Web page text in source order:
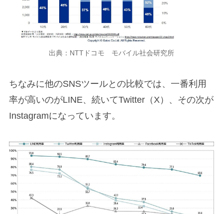
出典：NTTドコモ モバイル社会研究所
ちなみに他のSNSツールとの比較では、一番利用
率が高いのがLINE、続いてTwitter（X）、その次が
Instagramになっています。